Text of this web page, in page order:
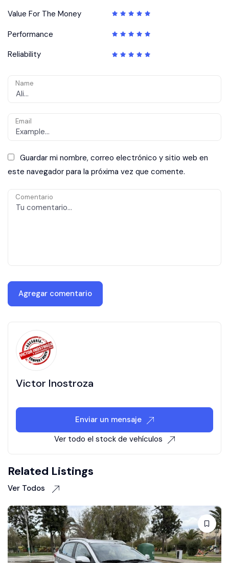
Value For The Money
Performance
Reliability
Name
Email
Guardar mi nombre, correo electrónico y sitio web en
este navegador para la próxima vez que comente.
Comentario
Victor Inostroza
Enviar un mensaje
Ver todo el stock de vehículos
Related Listings
Ver Todos